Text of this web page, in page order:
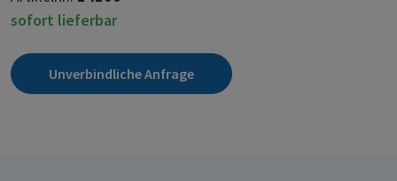
sofort lieferbar
Unverbindliche Anfrage